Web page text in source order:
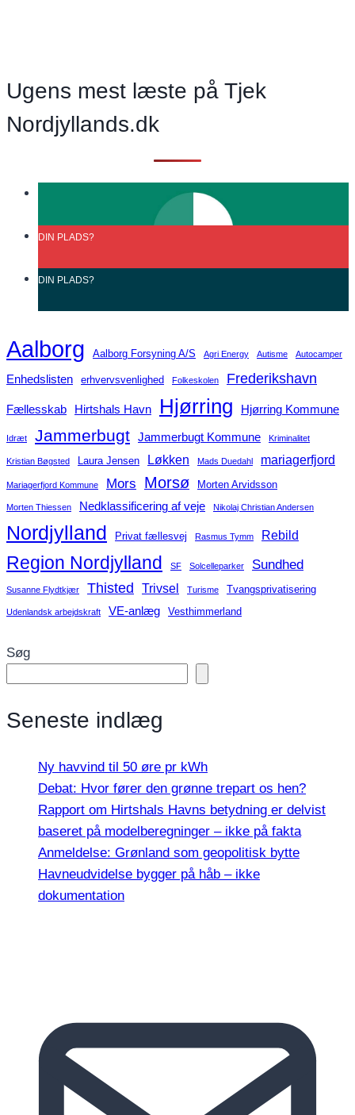
højere
Rebild.
Ugens mest læste på Tjek
Nordjyllands.dk
DIN PLADS?
DIN PLADS?
Aalborg Aalborg Forsyning A/S Agri Energy Autisme Autocamper
Enhedslisten erhvervsvenlighed Folkeskolen Frederikshavn
Fællesskab Hirtshals Havn Hjørring Hjørring Kommune
Idræt Jammerbugt Jammerbugt Kommune Kriminalitet
Kristian Bøgsted Laura Jensen Løkken Mads Duedahl mariagerfjord
Mariagerfjord Kommune Mors Morsø Morten Arvidsson
Morten Thiessen Nedklassificering af veje Nikolaj Christian Andersen
Nordjylland Privat fællesvej Rasmus Tymm Rebild
Region Nordjylland SF Solcelleparker Sundhed
Susanne Flydtkjær Thisted Trivsel Turisme Tvangsprivatisering
Udenlandsk arbejdskraft VE-anlæg Vesthimmerland
Søg
Seneste indlæg
Ny havvind til 50 øre pr kWh
Debat: Hvor fører den grønne trepart os hen?
Rapport om Hirtshals Havns betydning er delvist
baseret på modelberegninger – ikke på fakta
Anmeldelse: Grønland som geopolitisk bytte
Havneudvidelse bygger på håb – ikke
dokumentation